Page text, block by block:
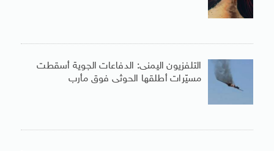
التلفزيون اليمنى: الدفاعات الجوية أسقطت
مسيّرات أطلقها الحوثى فوق مأرب